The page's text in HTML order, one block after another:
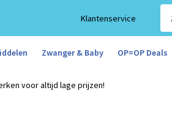
Klantenservice
Zwanger & Baby OP=OP Deals
voor altijd lage prijzen!